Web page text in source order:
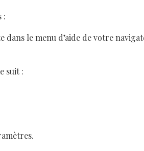
:
le menu d’aide de votre
suit :